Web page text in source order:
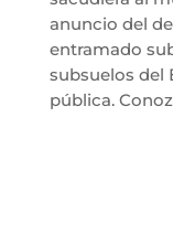
anuncio del
entramado
subsuelos del
pública.